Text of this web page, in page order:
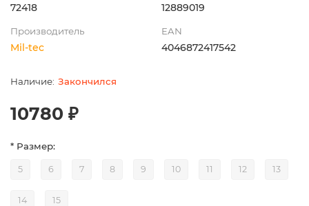
72418 12889019
Производитель
Mil-tec
EAN
4046872417542
Закончился
10780 ₽
* Размер:
5 6 7 8 9 10 11 12 13
14 15